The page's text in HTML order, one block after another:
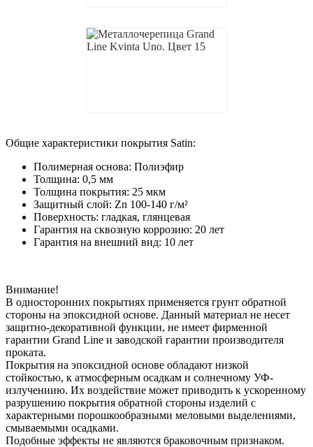
Общие характеристики покрытия Satin:
Полимерная основа: Полиэфир
Толщина: 0,5 мм
Толщина покрытия: 25 мкм
Защитный слой: Zn 100-140 г/м²
Поверхность: гладкая, глянцевая
Гарантия на сквозную коррозию: 20 лет
Гарантия на внешний вид: 10 лет
Внимание!
В односторонних покрытиях применяется грунт обратной
стороны на эпоксидной основе. Данный материал не несет
защитно-декоративной функции, не имеет фирменной
гарантии Grand Line и заводской гарантии производителя
проката.
Покрытия на эпоксидной основе обладают низкой
стойкостью, к атмосферным осадкам и солнечному УФ-
излучениию. Их воздействие может приводить к ускоренному
разрушению покрытия обратной стороны изделий с
характерными порошкообразными меловыми выделениями,
смываемыми осадками.
Подобные эффекты не являются браковочным признаком.